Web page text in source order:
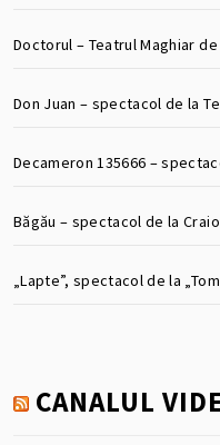
Doctorul – Teatrul Maghiar
Don Juan – spectacol de la
Decameron 135666 –
Băgău – spectacol de la
„Lapte”, spectacol de la
CANALUL